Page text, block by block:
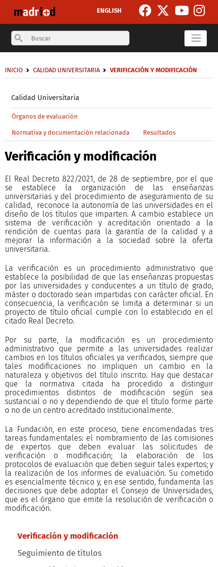
ENGLISH
Search
Calidad Universitaria
Sobrescribir enlaces de ayuda a la navegación
INICIO CALIDAD UNIVERSITARIA VERIFICACIÓN Y MODIFICACIÓN
Main menu
Verificación y modificación
Seguimiento de títulos
Main menu level 4
Órganos de evaluación
Normativa y documentación relacionada Resultados
Verificación y modificación
El Real Decreto 822/2021, de 28 de septiembre, por el que
se establece la organización de las enseñanzas
universitarias y del procedimiento de aseguramiento de su
calidad, reconoce la autonomía de las universidades en el
diseño de los títulos que imparten. A cambio establece un
sistema de verificación y acreditación orientado a la
rendición de cuentas para la garantía de la calidad y a
mejorar la información a la sociedad sobre la oferta
universitaria.
La verificación es un procedimiento administrativo que
establece la posibilidad de que las enseñanzas propuestas
por las universidades y conducentes a un título de grado,
máster o doctorado sean impartidas con carácter oficial. En
consecuencia, la verificación se limita a determinar si un
proyecto de título oficial cumple con lo establecido en el
citado Real Decreto.
Por su parte, la modificación es un procedimiento
administrativo que permite a las universidades realizar
cambios en los títulos oficiales ya verificados, siempre que
tales modificaciones no impliquen un cambio en la
naturaleza y objetivos del título inscrito. Hay que destacar
que la normativa citada ha procedido a distinguir
procedimientos distintos de modificación según sea
sustancial o no y dependiendo de que el título forme parte
o no de un centro acreditado institucionalmente.
La Fundación, en este proceso, tiene encomendadas tres
tareas fundamentales: el nombramiento de las comisiones
de expertos que deben evaluar las solicitudes de
verificación o modificación; la elaboración de los
protocolos de evaluación que deben seguir tales expertos; y
la realización de los informes de evaluación. Su cometido
es esencialmente técnico y, en ese sentido, fundamenta las
decisiones que debe adoptar el Consejo de Universidades,
que es el órgano que emite la resolución de verificación o
modificación.